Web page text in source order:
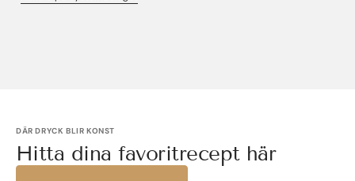
DÄR DRYCK BLIR KONST
Hitta dina favoritrecept här